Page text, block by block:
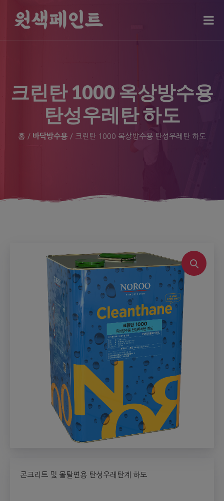
크린탄 1000 옥상방수용
탄성우레탄 하도
홈 / 바닥방수용 / 크린탄 1000 옥상방수용 탄성우레탄 하도
콘크리트 및 몰탈면용 탄성우레탄계 하도